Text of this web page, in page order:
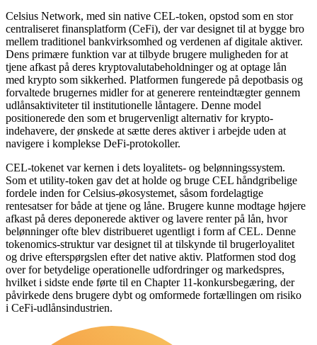
Celsius Network, med sin native CEL-token, opstod som en stor
centraliseret finansplatform (CeFi), der var designet til at bygge bro
mellem traditionel bankvirksomhed og verdenen af digitale aktiver.
Dens primære funktion var at tilbyde brugere muligheden for at
tjene afkast på deres kryptovalutabeholdninger og at optage lån
med krypto som sikkerhed. Platformen fungerede på depotbasis og
forvaltede brugernes midler for at generere renteindtægter gennem
udlånsaktiviteter til institutionelle låntagere. Denne model
positionerede den som et brugervenligt alternativ for krypto-
indehavere, der ønskede at sætte deres aktiver i arbejde uden at
navigere i komplekse DeFi-protokoller.
CEL-tokenet var kernen i dets loyalitets- og belønningssystem.
Som et utility-token gav det at holde og bruge CEL håndgribelige
fordele inden for Celsius-økosystemet, såsom fordelagtige
rentesatser for både at tjene og låne. Brugere kunne modtage højere
afkast på deres deponerede aktiver og lavere renter på lån, hvor
belønninger ofte blev distribueret ugentligt i form af CEL. Denne
tokenomics-struktur var designet til at tilskynde til brugerloyalitet
og drive efterspørgslen efter det native aktiv. Platformen stod dog
over for betydelige operationelle udfordringer og markedspres,
hvilket i sidste ende førte til en Chapter 11-konkursbegæring, der
påvirkede dens brugere dybt og omformede fortællingen om risiko
i CeFi-udlånsindustrien.